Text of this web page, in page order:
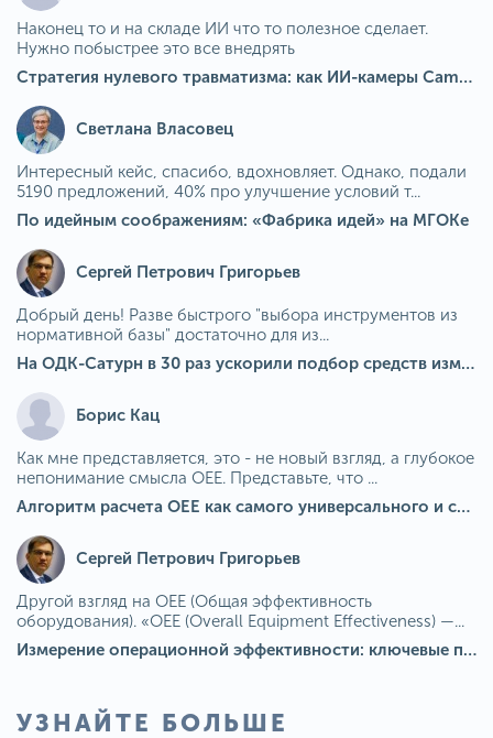
Наконец то и на складе ИИ что то полезное сделает.
Нужно побыстрее это все внедрять
Стратегия нулевого травматизма: как ИИ-камеры Camkord снижают риск наезда на пешехода при работе на погрузчике
Светлана Власовец
Интересный кейс, спасибо, вдохновляет. Однако, подали
5190 предложений, 40% про улучшение условий т...
По идейным соображениям: «Фабрика идей» на МГОКе
Сергей Петрович Григорьев
Добрый день! Разве быстрого "выбора инструментов из
нормативной базы" достаточно для из...
На ОДК-Сатурн в 30 раз ускорили подбор средств измерения для контроля качества продукции
Борис Кац
Как мне представляется, это - не новый взгляд, а глубокое
непонимание смысла OEE. Представьте, что ...
Алгоритм расчета ОЕЕ как самого универсального и современного показателя эффективности оборудования в мире
Сергей Петрович Григорьев
Другой взгляд на OEE (Общая эффективность
оборудования). «OEE (Overall Equipment Effectiveness) —...
Измерение операционной эффективности: ключевые показатели для непрерывного совершенствования
УЗНАЙТЕ БОЛЬШЕ